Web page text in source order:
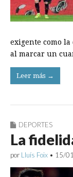
exigente como
al marcar un
Leer más →
DEPORTES
La
por Lluís Foix • 15/